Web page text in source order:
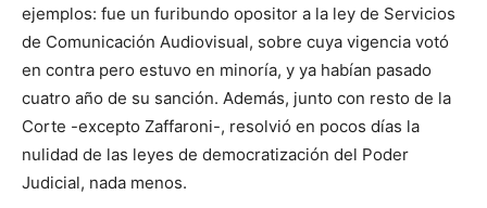
ejemplos: fue un furibundo opositor a la ley de Servicios
de Comunicación Audiovisual, sobre cuya vigencia votó
en contra pero estuvo en minoría, y ya habían pasado
cuatro año de su sanción. Además, junto con resto de la
Corte -excepto Zaffaroni-, resolvió en pocos días la
nulidad de las leyes de democratización del Poder
Judicial, nada menos.